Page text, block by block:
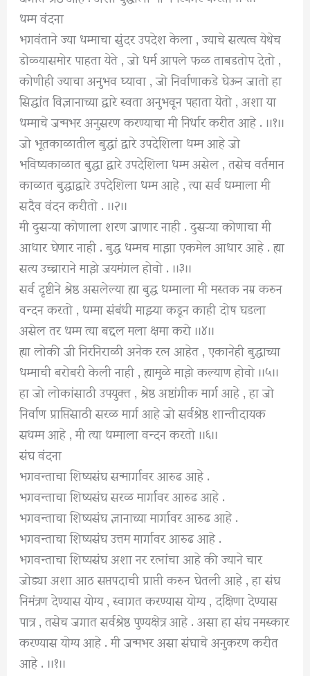
धम्म वंदना
भगवंताने ज्या धम्माचा सुंदर उपदेश केला , ज्याचे सत्यत्व येथेच
डोळ्यासमोर पाहता येते , जो धर्म आपले फळ ताबडतोप देतो ,
कोणीही ज्याचा अनुभव घ्यावा , जो निर्वाणाकडे घेऊन जातो हा
सिद्धांत विज्ञानाच्या द्वारे स्वता अनुभवून पहाता येतो , अशा या
धम्माचे जन्मभर अनुसरण करण्याचा मी निर्धार करीत आहे . ।।१।।
जो भूतकाळातील बुद्धां द्वारे उपदेशिला धम्म आहे जो
भविष्यकाळात बुद्धा द्वारे उपदेशिला धम्म असेल , तसेच वर्तमान
काळात बुद्धाद्वारे उपदेशिला धम्म आहे , त्या सर्व धम्माला मी
सदैव वंदन करीतो . ।।२।।
मी दुसऱ्‍या कोणाला शरण जाणार नाही . दुसऱ्‍या कोणाचा मी
आधार घेणार नाही . बुद्ध धम्मच माझा एकमेल आधार आहे . ह्या
सत्य उच्चाराने माझे जयमंगल होवो . ।।३।।
सर्व दृष्टीने श्रेष्ठ असलेल्या ह्या बुद्ध धम्माला मी मस्तक नम्र करुन
वन्दन करतो , धम्मा संबंधी माझ्या कडून काही दोष घडला
असेल तर धम्म त्या बद्दल मला क्षमा करो ।।४।।
ह्या लोकी जी निरनिराळी अनेक रत्न आहेत , एकानेही बुद्धाच्या
धम्माची बरोबरी केली नाही , ह्यामुळे माझे कल्याण होवो ।।५।।
हा जो लोकांसाठी उपयुक्त , श्रेष्ठ अष्टांगीक मार्ग आहे , हा जो
निर्वाण प्राप्तिसाठी सरळ मार्ग आहे जो सर्वश्रेष्ठ शान्तीदायक
सधम्म आहे , मी त्या धम्माला वन्दन करतो ।।६।।
संघ वंदना
भगवन्ताचा शिष्यसंघ सन्मार्गावर आरुढ आहे .
भगवन्ताचा शिष्यसंघ सरळ मार्गावर आरुढ आहे .
भगवन्ताचा शिष्यसंघ ज्ञानाच्या मार्गावर आरुढ आहे .
भगवन्ताचा शिष्यसंघ उत्तम मार्गावर आरुढ आहे .
भगवन्ताचा शिष्यसंघ अशा नर रत्नांचा आहे की ज्याने चार
जोड्या अशा आठ सप्तपदाची प्राप्ती करुन घेतली आहे , हा संघ
निमंत्रण देण्यास योग्य , स्वागत करण्यास योग्य , दक्षिणा देण्यास
पात्र , तसेच जगात सर्वश्रेष्ठ पुण्यक्षेत्र आहे . असा हा संघ नमस्कार
करण्यास योग्य आहे . मी जन्मभर असा संघाचे अनुकरण करीत
आहे . ।।१।।